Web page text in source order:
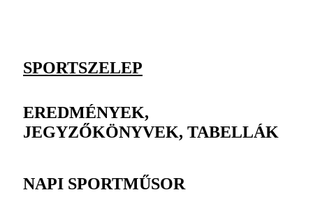
SPORTSZELEP
EREDMÉNYEK,
JEGYZŐKÖNYVEK, TABELLÁK
NAPI SPORTMŰSOR